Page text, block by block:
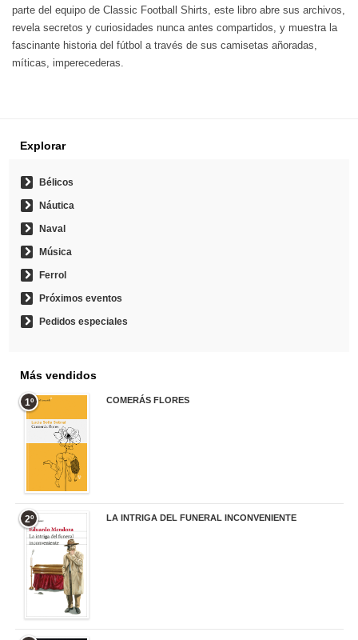
parte del equipo de Classic Football Shirts, este libro abre sus archivos,
revela secretos y curiosidades nunca antes compartidos, y muestra la
fascinante historia del fútbol a través de sus camisetas añoradas,
míticas, imperecederas.
Explorar
Bélicos
Náutica
Naval
Música
Ferrol
Próximos eventos
Pedidos especiales
Más vendidos
1º COMERÁS FLORES
2º LA INTRIGA DEL FUNERAL INCONVENIENTE